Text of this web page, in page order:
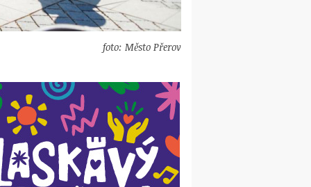
foto: Město Přerov